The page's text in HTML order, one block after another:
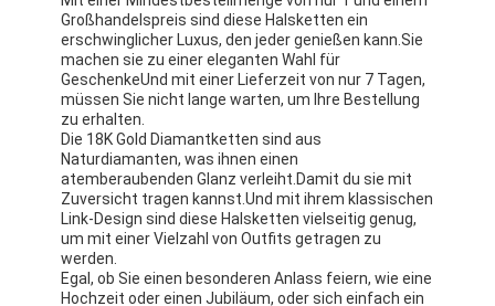
18 Karat Gold Ohrringe
18 Karat Goldringe
18 Karat Gold Armbänder
Schmuck des Gold18k
Van Cleef Arpels
Gewohnheit cartier
Großhandelspreis sind diese Halsketten ein
erschwinglicher Luxus, den jeder genießen kann.Sie
machen sie zu einer eleganten Wahl für
GeschenkeUnd mit einer Lieferzeit von nur 7 Tagen,
müssen Sie nicht lange warten, um Ihre Bestellung
zu erhalten.
Die 18K Gold Diamantketten sind aus
Naturdiamanten, was ihnen einen
atemberaubenden Glanz verleiht.Damit du sie mit
Zuversicht tragen kannst.Und mit ihrem klassischen
Link-Design sind diese Halsketten vielseitig genug,
um mit einer Vielzahl von Outfits getragen zu
werden.
Egal, ob Sie einen besonderen Anlass feiern, wie eine
Hochzeit oder einen Jubiläum, oder sich einfach ein